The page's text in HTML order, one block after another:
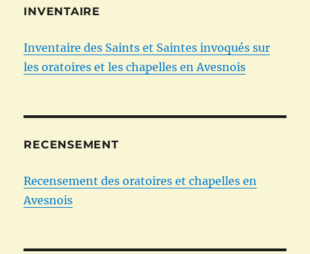
INVENTAIRE
Inventaire des Saints et Saintes invoqués sur
les oratoires et les chapelles en Avesnois
RECENSEMENT
Recensement des oratoires et chapelles en
Avesnois